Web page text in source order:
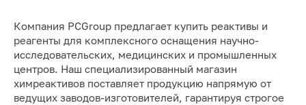
Компания PCGroup предлагает купить реактивы и
реагенты для комплексного оснащения научно-
исследовательских, медицинских и промышленных
центров. Наш специализированный магазин
химреактивов поставляет продукцию напрямую от
ведущих заводов-изготовителей, гарантируя строгое